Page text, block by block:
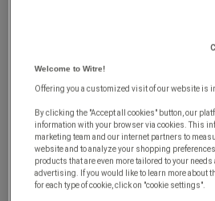
Welcome to Witre!
Offering you a customized visit of our website is
By clicking the "Accept all cookies" button, our
information with your browser via cookies. This
marketing team and our internet partners to
website and to analyze your shopping
products that are even more tailored to your
advertising. If you would like to learn more about
for each type of cookie, click on "cookie settings".